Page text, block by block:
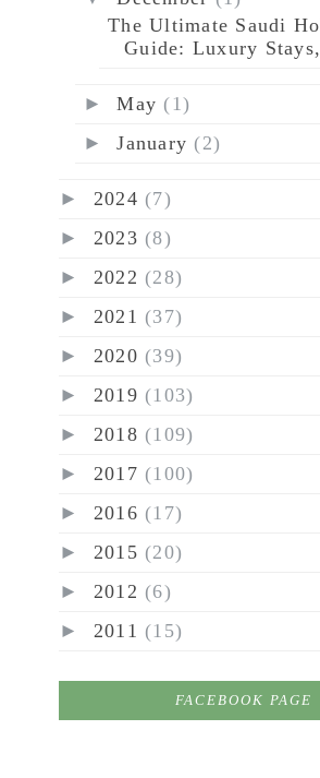
The Ultimate Saudi
Guide: Luxury
►May (1)
►January (2)
► 2024 (7)
► 2023 (8)
► 2022 (28)
► 2021 (37)
► 2020 (39)
► 2019 (103)
► 2018 (109)
► 2017 (100)
► 2016 (17)
► 2015 (20)
► 2012 (6)
► 2011 (15)
FACEBOOK PAGE